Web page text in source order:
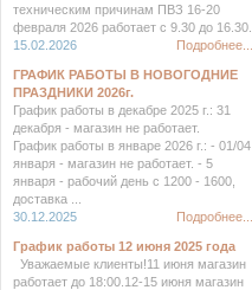
техническим причинам ПВЗ 16-20
февраля 2026 работает с 9.30 до 16.30.
15.02.2026
Подробнее...
ГРАФИК РАБОТЫ В НОВОГОДНИЕ
ПРАЗДНИКИ 2026г.
График работы в декабре 2025 г.: 31
декабря - магазин не работает.
График работы в январе 2026 г.: - 01/04
января - магазин не работает. - 5
января - рабочий день с 1200 - 1600,
доставка ...
30.12.2025
Подробнее...
График работы 12 июня 2025 года
Уважаемые клиенты!11 июня магазин
работает до 18:00.12-15 июня магазин